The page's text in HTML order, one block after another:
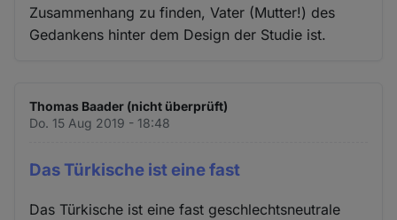
Zusammenhang zu finden, Vater (Mutter!) des
Gedankens hinter dem Design der Studie ist.
Thomas Baader (nicht überprüft)
Do. 15 Aug 2019 - 18:48
Das Türkische ist eine fast
Das Türkische ist eine fast geschlechtsneutrale